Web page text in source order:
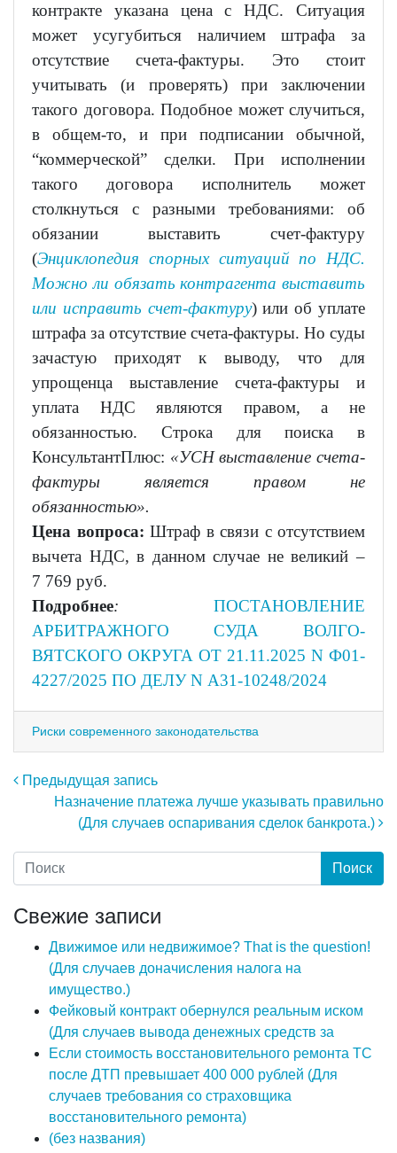
контракте указана цена с НДС. Ситуация
может усугубиться наличием штрафа за
отсутствие счета-фактуры. Это стоит
учитывать (и проверять) при заключении
такого договора. Подобное может случиться,
в общем-то, и при подписании обычной,
“коммерческой” сделки. При исполнении
такого договора исполнитель может
столкнуться с разными требованиями: об
обязании выставить счет-фактуру
(Энциклопедия спорных ситуаций по НДС.
Можно ли обязать контрагента выставить
или исправить счет-фактуру) или об уплате
штрафа за отсутствие счета-фактуры. Но суды
зачастую приходят к выводу, что для
упрощенца выставление счета-фактуры и
уплата НДС являются правом, а не
обязанностью. Строка для поиска в
КонсультантПлюс: «УСН выставление счета-
фактуры является правом не
обязанностью».
Цена вопроса: Штраф в связи с отсутствием
вычета НДС, в данном случае не великий –
7 769 руб.
Подробнее: ПОСТАНОВЛЕНИЕ
АРБИТРАЖНОГО СУДА ВОЛГО-
ВЯТСКОГО ОКРУГА ОТ 21.11.2025 N Ф01-
4227/2025 ПО ДЕЛУ N А31-10248/2024
Риски современного законодательства
Навигация по записям
Предыдущая запись
Назначение платежа лучше указывать правильно
(Для случаев оспаривания сделок банкрота.)
Свежие записи
Движимое или недвижимое? That is the question!
(Для случаев доначисления налога на
имущество.)
Фейковый контракт обернулся реальным иском
(Для случаев вывода денежных средств за
Если стоимость восстановительного ремонта ТС
после ДТП превышает 400 000 рублей (Для
случаев требования со страховщика
восстановительного ремонта)
(без названия)